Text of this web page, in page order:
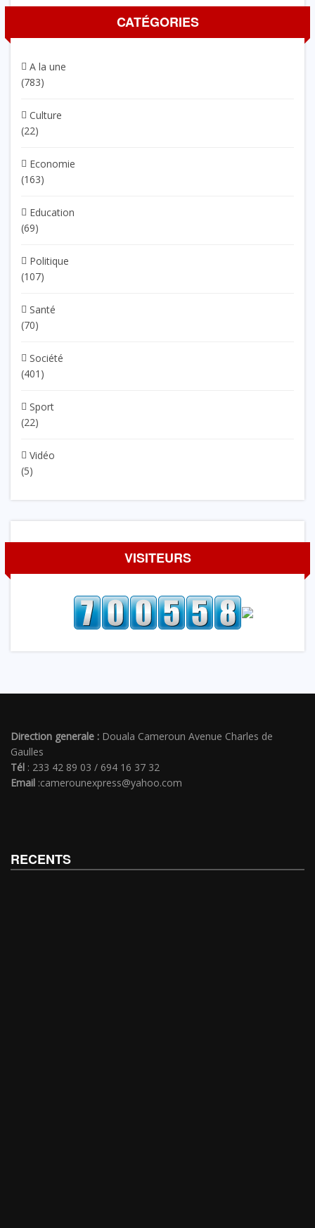
CATÉGORIES
A la une
(783)
Culture
(22)
Economie
(163)
Education
(69)
Politique
(107)
Santé
(70)
Société
(401)
Sport
(22)
Vidéo
(5)
VISITEURS
Direction generale : Douala Cameroun Avenue Charles de
Gaulles
Tél : 233 42 89 03 / 694 16 37 32
Email :camerounexpress@yahoo.com
RECENTS